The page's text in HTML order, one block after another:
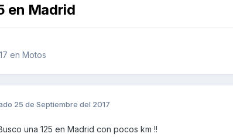
en Madrid
en Motos
25 de Septiembre del 2017
una 125 en Madrid con pocos km !!